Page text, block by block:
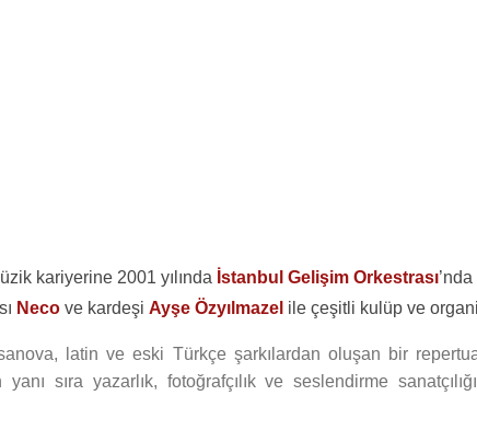
kariyerine 2001 yılında İstanbul Gelişim Orkestrası
Neco ve kardeşi Ayşe Özyılmazel ile çeşitli kulüp ve
latin ve eski Türkçe şarkılardan oluşan bir
sıra yazarlık, fotoğrafçılık ve seslendirme